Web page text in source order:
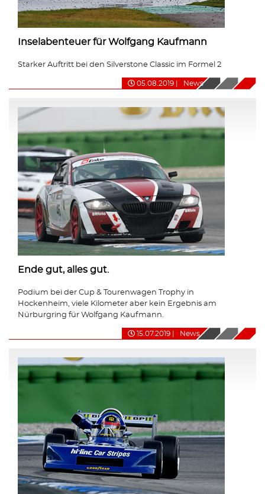
Inselabenteuer für Wolfgang Kaufmann
Starker Auftritt bei den Silverstone Classic im Formel 2
05.08.2019 News
Ende gut, alles gut.
Podium bei der Cup & Tourenwagen Trophy in
Hockenheim, viele Kilometer aber kein Ergebnis am
Nürburgring für Wolfgang Kaufmann.
15.07.2019 News